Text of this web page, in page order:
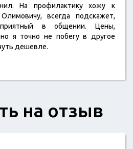
На профилактику хожу к
всегда подскажет,
приятный в общении. Цены,
я точно не побегу в другое
дешевле.
на отзыв